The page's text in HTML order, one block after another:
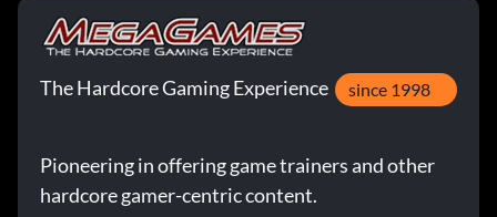
The Hardcore Gaming Experience since 1998
Pioneering in offering game trainers and other
hardcore gamer-centric content.